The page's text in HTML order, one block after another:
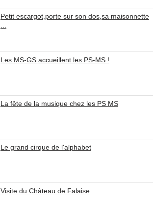
Petit escargot,porte sur son dos,sa maisonnette
Les MS-GS accueillent les PS-MS !
La fête de la musique chez les PS MS
Le grand cirque de l'alphabet
Visite du Château de Falaise